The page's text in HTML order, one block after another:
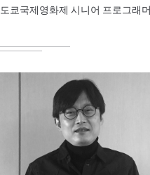
도쿄국제영화제 시니어 프로그래머